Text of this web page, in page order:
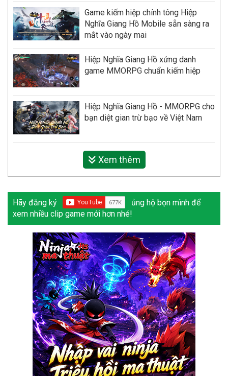
Game kiếm hiệp chính tông Hiệp
Nghĩa Giang Hồ Mobile sẵn sàng ra
mắt vào ngày mai
Hiệp Nghĩa Giang Hồ xứng danh
game MMORPG chuẩn kiếm hiệp
Hiệp Nghĩa Giang Hồ - MMORPG cho
bạn diệt gian trừ bạo về Việt Nam
Xem thêm
Hãy đăng ký
ủng hộ bọn mình để
xem nhiều clip game mới hơn nhé!